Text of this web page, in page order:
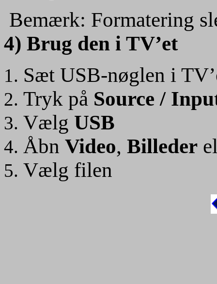
Bemærk: Formatering
4) Brug den i TV’et
Sæt USB-nøglen i
Tryk på Source /
Vælg USB
Åbn Video, Billeder
Vælg filen